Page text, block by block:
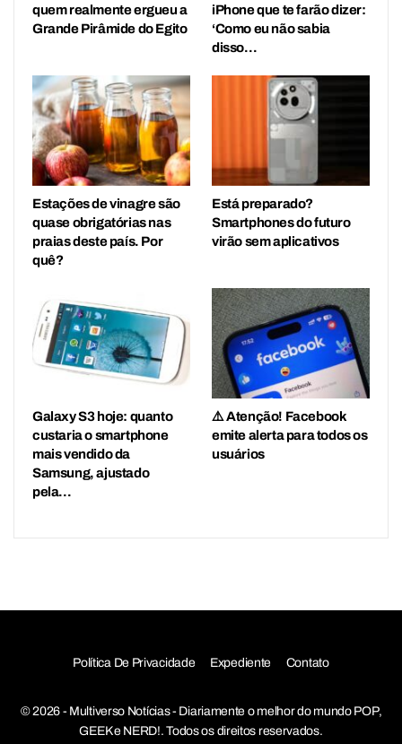
quem realmente ergueu a
Grande Pirâmide do Egito
iPhone que te farão dizer:
‘Como eu não sabia
disso…
Estações de vinagre são
quase obrigatórias nas
praias deste país. Por
quê?
Está preparado?
Smartphones do futuro
virão sem aplicativos
Galaxy S3 hoje: quanto
custaria o smartphone
mais vendido da
Samsung, ajustado
pela…
⚠️ Atenção! Facebook
emite alerta para todos os
usuários
Política De Privacidade Expediente Contato
© 2026 - Multiverso Notícias - Diariamente o melhor do mundo POP,
GEEK e NERD!. Todos os direitos reservados.